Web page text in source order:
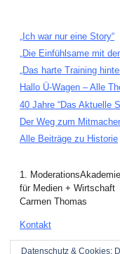
Datenschutz & Cookies:
„Ich war nur eine Story“
„Die Einfühlsame mit
„Das harte Training
Hallo Ü-Wagen – Alle
40 Jahre “Das Aktuelle
Der Weg zum
Alle Beiträge zu Historie
1. ModerationsAkademie
für Medien + Wirtschaft
Carmen Thomas
Kontakt
Hintergrundbilder